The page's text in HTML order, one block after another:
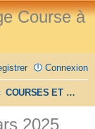
Course à
Connexion
COURSES ET TRAILS
2025